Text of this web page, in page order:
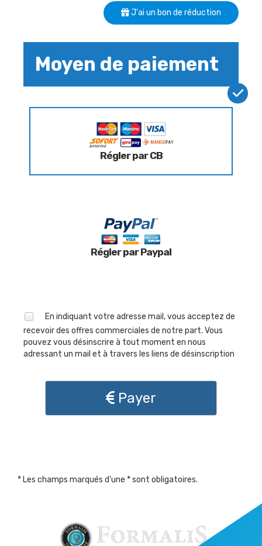
J'ai un bon de réduction
Moyen de paiement
Régler par CB
Régler par Paypal
En indiquant votre adresse mail, vous acceptez de
recevoir des offres commerciales de notre part. Vous
pouvez vous désinscrire à tout moment en nous
adressant un mail et à travers les liens de désinscription
Payer
* Les champs marqués d'une * sont obligatoires.